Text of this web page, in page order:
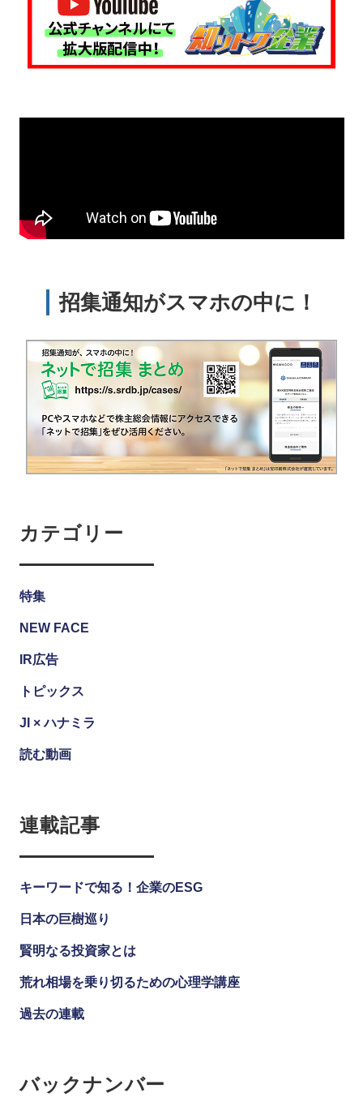
招集通知がスマホの中に！
カテゴリー
特集
NEW FACE
IR広告
トピックス
JI × ハナミラ
読む動画
連載記事
キーワードで知る！企業のESG
日本の巨樹巡り
賢明なる投資家とは
荒れ相場を乗り切るための心理学講座
過去の連載
バックナンバー